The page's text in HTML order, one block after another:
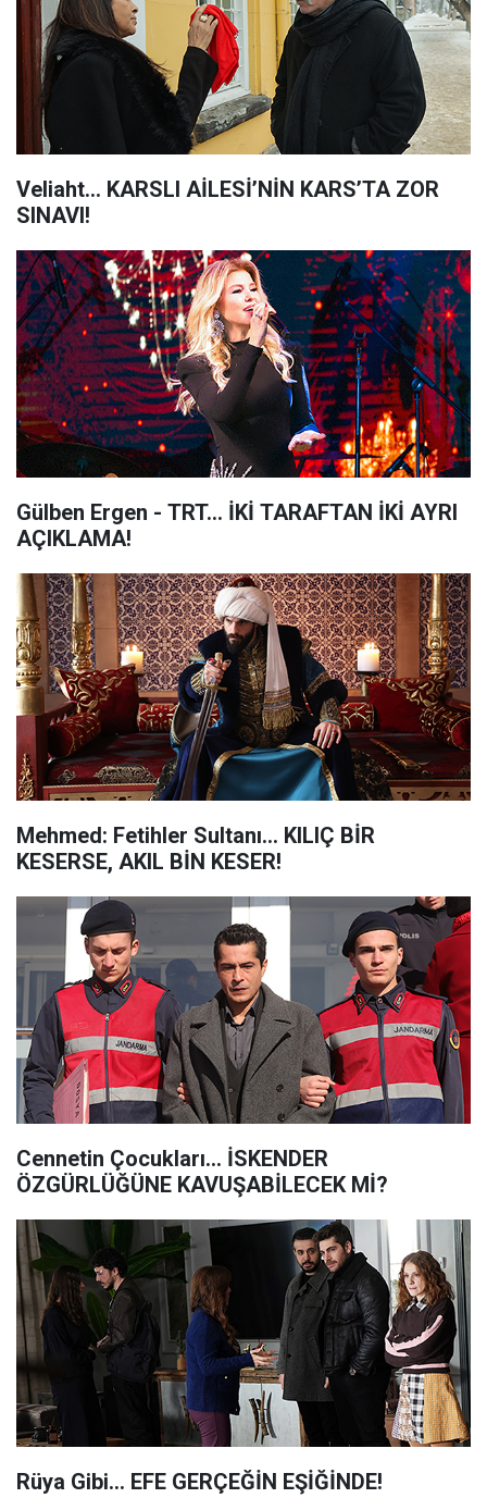
Veliaht... KARSLI AİLESİ’NİN KARS’TA ZOR
SINAVI!
Gülben Ergen - TRT... İKİ TARAFTAN İKİ AYRI
AÇIKLAMA!
Mehmed: Fetihler Sultanı... KILIÇ BİR
KESERSE, AKIL BİN KESER!
Cennetin Çocukları... İSKENDER
ÖZGÜRLÜĞÜNE KAVUŞABİLECEK Mİ?
Rüya Gibi... EFE GERÇEĞİN EŞİĞİNDE!